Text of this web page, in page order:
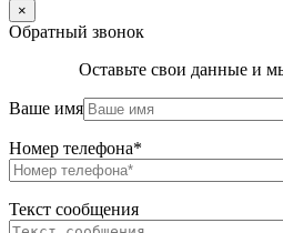
×
Обратный звонок
Оставьте свои данные и
Ваше имя
Номер телефона*
Текст сообщения